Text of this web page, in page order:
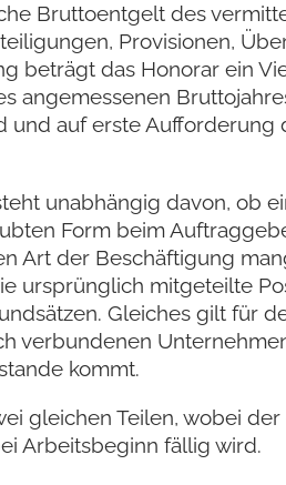
Bruttoentgelt des
Provisionen,
beträgt das Honorar ein
angemessenen
auf erste
unabhängig davon, ob
Form beim
Art der Beschäftigung
ursprünglich mitgeteilte
Gleiches gilt für
verbundenen
kommt.
gleichen Teilen, wobei
Arbeitsbeginn fällig wird.